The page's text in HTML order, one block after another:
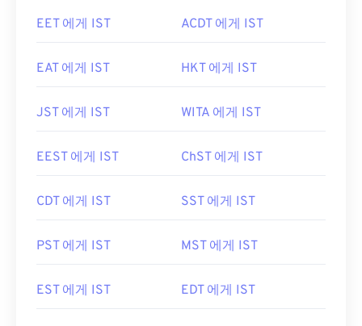
EET 에게 IST ACDT 에게 IST
EAT 에게 IST HKT 에게 IST
JST 에게 IST WITA 에게 IST
EEST 에게 IST ChST 에게 IST
CDT 에게 IST SST 에게 IST
PST 에게 IST MST 에게 IST
EST 에게 IST EDT 에게 IST